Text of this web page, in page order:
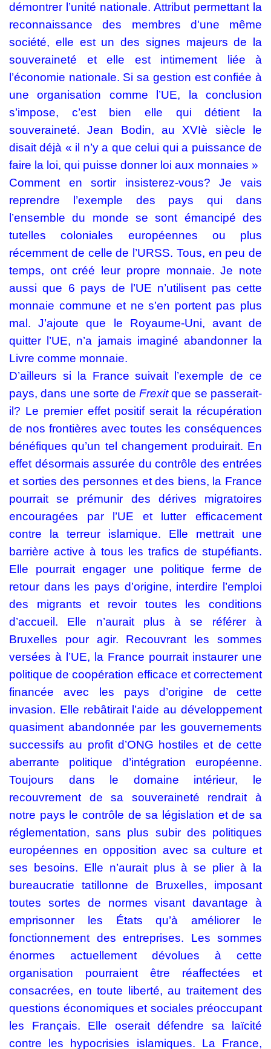
démontrer l’unité nationale. Attribut permettant la
reconnaissance des membres d'une même
société, elle est un des signes majeurs de la
souveraineté et elle est intimement liée à
l’économie nationale. Si sa gestion est confiée à
une organisation comme l’UE, la conclusion
s’impose, c’est bien elle qui détient la
souveraineté. Jean Bodin, au XVIè siècle le
disait déjà « il n’y a que celui qui a puissance de
faire la loi, qui puisse donner loi aux monnaies »
Comment en sortir insisterez-vous? Je vais
reprendre l’exemple des pays qui dans
l’ensemble du monde se sont émancipé des
tutelles coloniales européennes ou plus
récemment de celle de l’URSS. Tous, en peu de
temps, ont créé leur propre monnaie. Je note
aussi que 6 pays de l’UE n’utilisent pas cette
monnaie commune et ne s’en portent pas plus
mal. J’ajoute que le Royaume-Uni, avant de
quitter l’UE, n’a jamais imaginé abandonner la
Livre comme monnaie.
D’ailleurs si la France suivait l’exemple de ce
pays, dans une sorte de Frexitque se passerait-
il? Le premier effet positif serait la récupération
de nos frontières avec toutes les conséquences
bénéfiques qu’un tel changement produirait. En
effet désormais assurée du contrôle des entrées
et sorties des personnes et des biens, la France
pourrait se prémunir des dérives migratoires
encouragées par l’UE et lutter efficacement
contre la terreur islamique. Elle mettrait une
barrière active à tous les trafics de stupéfiants.
Elle pourrait engager une politique ferme de
retour dans les pays d’origine, interdire l’emploi
des migrants et revoir toutes les conditions
d’accueil. Elle n’aurait plus à se référer à
Bruxelles pour agir. Recouvrant les sommes
versées à l’UE, la France pourrait instaurer une
politique de coopération efficace et correctement
financée avec les pays d’origine de cette
invasion. Elle rebâtirait l’aide au développement
quasiment abandonnée par les gouvernements
successifs au profit d’ONG hostiles et de cette
aberrante politique d’intégration européenne.
Toujours dans le domaine intérieur, le
recouvrement de sa souveraineté rendrait à
notre pays le contrôle de sa législation et de sa
réglementation, sans plus subir des politiques
européennes en opposition avec sa culture et
ses besoins. Elle n’aurait plus à se plier à la
bureaucratie tatillonne de Bruxelles, imposant
toutes sortes de normes visant davantage à
emprisonner les États qu’à améliorer le
fonctionnement des entreprises. Les sommes
énormes actuellement dévolues à cette
organisation pourraient être réaffectées et
consacrées, en toute liberté, au traitement des
questions économiques et sociales préoccupant
les Français. Elle oserait défendre sa laïcité
contre les hypocrisies islamiques. La France,